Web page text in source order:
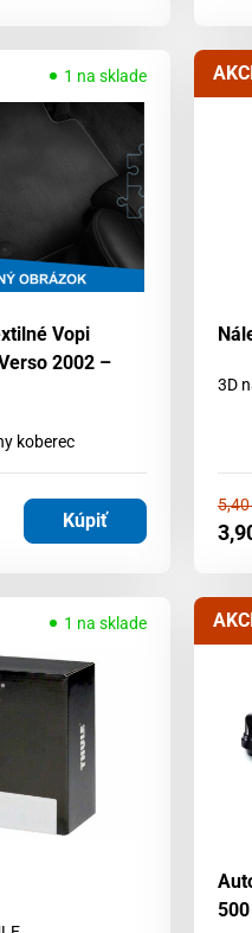
1 na sklade
Vopi
2002 –
koberec
Kúpiť
3D
5,40
1 na sklade